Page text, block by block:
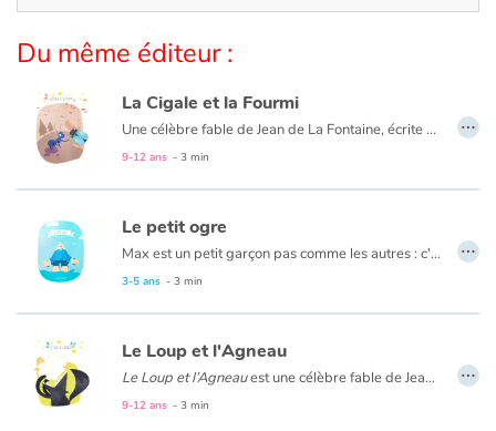
En famille
Quotidien et loisirs
À l'école
Amour et amitié
Sujets de société
Émotions et sentiments
Formats et illustrations
Du même éditeur :
La Cigale et la Fourmi
Une célèbre fable de Jean de La Fontaine, écrite en 1668. C'est le 31 mars que Jean de La Fontaine fait paraitre son premier ouvrage : « Les Fables Choisies ».
9-12 ans - 3 min
…
Le petit ogre
Max est un petit garçon pas comme les autres : c'est un ogre qui habite Paris. Quand l'été arrive et que la capitate est vidée de ses habitants, il peut enfin donner libre cours à ses moindres folies ! Il aime faire des chateaux de sables gigantesques dans les jardins de Tuileries, le périphérique devient un circuit géant pour ses voitures téléguidées, bref son imagination n'a pas de limites !
3-5 ans - 3 min
…
Le Loup et l'Agneau
Le Loup et l’Agneauest une célèbre fable de Jean de La Fontaine qui conte l’histoire d’un loup affamé et d’un agneau qui cherche à se désaltérer. La fabuliste critique ici la justice comme symbole de la violence et de la force : « La raison du plus fort est toujours la meilleure ».
9-12 ans - 3 min
…